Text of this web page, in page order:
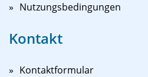
Nutzungsbedingungen
Kontakt
Kontaktformular